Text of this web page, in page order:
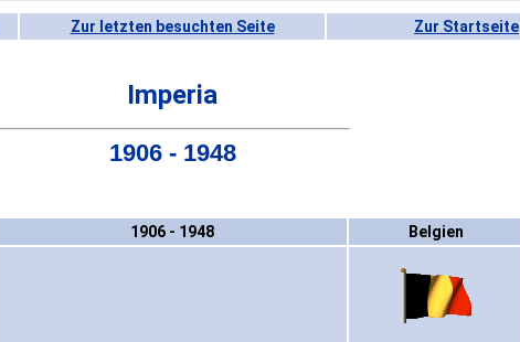
Zur letzten besuchten Seite Zur Startseite
Imperia
1906 - 1948
1906 - 1948 Belgien